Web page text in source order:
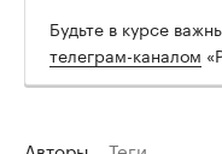
Будьте в курсе
телеграм-каналом